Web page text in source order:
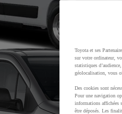
Toyota et ses
sur votre ordinateur,
statistiques
géolocalisation, vous
Des cookies sont
Pour une navigation
informations affichées
être déposés. Les